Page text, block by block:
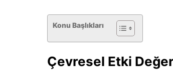
Konu Başlıkları
Çevresel Etki